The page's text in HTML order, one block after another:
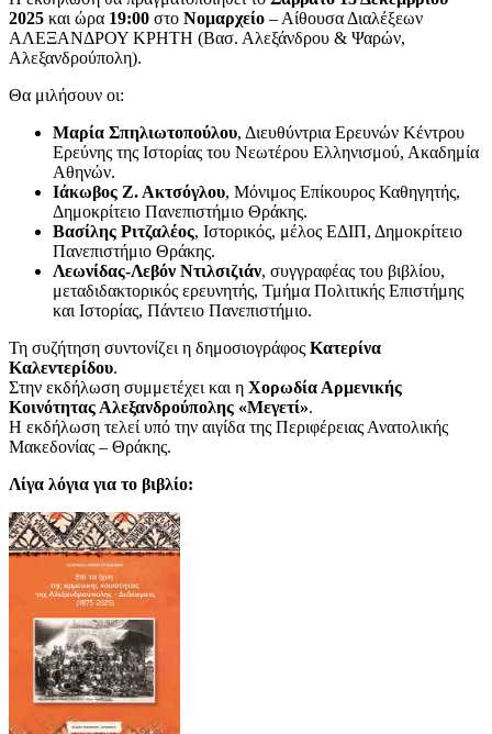
2025 και ώρα 19:00 στο Νομαρχείο – Αίθουσα Διαλέξεων
ΑΛΕΞΑΝΔΡΟΥ ΚΡΗΤΗ (Βασ. Αλεξάνδρου & Ψαρών,
Αλεξανδρούπολη).
Θα μιλήσουν οι:
Μαρία Σπηλιωτοπούλου, Διευθύντρια Ερευνών Κέντρου
Ερεύνης της Ιστορίας του Νεωτέρου Ελληνισμού, Ακαδημία
Αθηνών.
Ιάκωβος Ζ. Ακτσόγλου, Μόνιμος Επίκουρος Καθηγητής,
Δημοκρίτειο Πανεπιστήμιο Θράκης.
Βασίλης Ριτζαλέος, Ιστορικός, μέλος ΕΔΙΠ, Δημοκρίτειο
Πανεπιστήμιο Θράκης.
Λεωνίδας-Λεβόν Ντιλσιζιάν, συγγραφέας του βιβλίου,
μεταδιδακτορικός ερευνητής, Τμήμα Πολιτικής Επιστήμης
και Ιστορίας, Πάντειο Πανεπιστήμιο.
Τη συζήτηση συντονίζει η δημοσιογράφος Κατερίνα
Καλεντερίδου.
Στην εκδήλωση συμμετέχει και η Χορωδία Αρμενικής
Κοινότητας Αλεξανδρούπολης «Μεγετί».
Η εκδήλωση τελεί υπό την αιγίδα της Περιφέρειας Ανατολικής
Μακεδονίας – Θράκης.
Λίγα λόγια για το βιβλίο: